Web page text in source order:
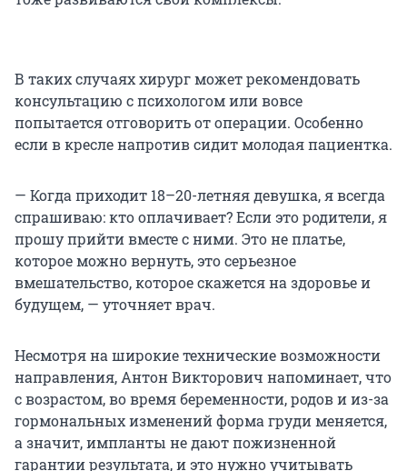
В таких случаях хирург может рекомендовать
консультацию с психологом или вовсе
попытается отговорить от операции. Особенно
если в кресле напротив сидит молодая пациентка.
— Когда приходит 18–20-летняя девушка, я всегда
спрашиваю: кто оплачивает? Если это родители, я
прошу прийти вместе с ними. Это не платье,
которое можно вернуть, это серьезное
вмешательство, которое скажется на здоровье и
будущем, — уточняет врач.
Несмотря на широкие технические возможности
направления, Антон Викторович напоминает, что
с возрастом, во время беременности, родов и из-за
гормональных изменений форма груди меняется,
а значит, импланты не дают пожизненной
гарантии результата, и это нужно учитывать